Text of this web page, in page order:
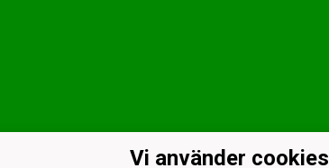
Vi använder cookies